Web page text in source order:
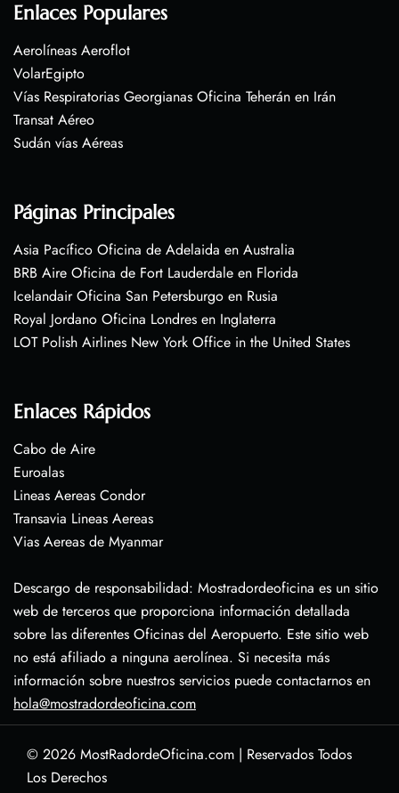
Enlaces Populares
Aerolíneas Aeroflot
VolarEgipto
Vías Respiratorias Georgianas Oficina Teherán en Irán
Transat Aéreo
Sudán vías Aéreas
Páginas Principales
Asia Pacífico Oficina de Adelaida en Australia
BRB Aire Oficina de Fort Lauderdale en Florida
Icelandair Oficina San Petersburgo en Rusia
Royal Jordano Oficina Londres en Inglaterra
LOT Polish Airlines New York Office in the United States
Enlaces Rápidos
Cabo de Aire
Euroalas
Lineas Aereas Condor
Transavia Lineas Aereas
Vias Aereas de Myanmar
Descargo de responsabilidad: Mostradordeoficina es un sitio
web de terceros que proporciona información detallada
sobre las diferentes Oficinas del Aeropuerto. Este sitio web
no está afiliado a ninguna aerolínea. Si necesita más
información sobre nuestros servicios puede contactarnos en
hola@mostradordeoficina.com
© 2026 MostRadordeOficina.com | Reservados Todos
Los Derechos